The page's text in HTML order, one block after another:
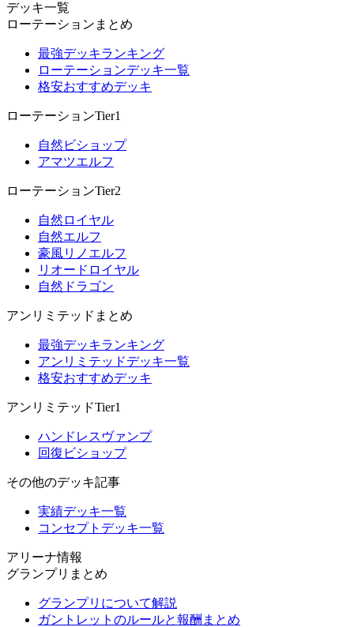
デッキ一覧
ローテーションまとめ
最強デッキランキング
ローテーションデッキ一覧
格安おすすめデッキ
ローテーションTier1
自然ビショップ
アマツエルフ
ローテーションTier2
自然ロイヤル
自然エルフ
豪風リノエルフ
リオードロイヤル
自然ドラゴン
アンリミテッドまとめ
最強デッキランキング
アンリミテッドデッキ一覧
格安おすすめデッキ
アンリミテッドTier1
ハンドレスヴァンプ
回復ビショップ
その他のデッキ記事
実績デッキ一覧
コンセプトデッキ一覧
アリーナ情報
グランプリまとめ
グランプリについて解説
ガントレットのルールと報酬まとめ